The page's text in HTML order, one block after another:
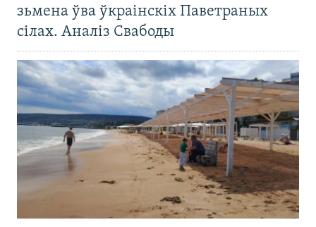
зьмена ўва ўкраінскіх Паветраных
сілах. Аналіз Свабоды